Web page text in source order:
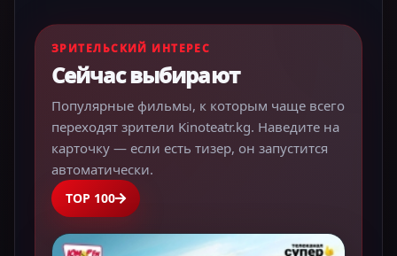
ЗРИТЕЛЬСКИЙ ИНТЕРЕС
Сейчас выбирают
Популярные фильмы, к которым чаще всего
переходят зрители Kinoteatr.kg. Наведите на
карточку — если есть тизер, он запустится
автоматически.
TOP 100